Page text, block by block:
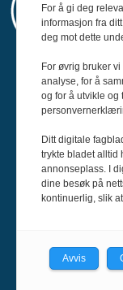
Svin er
arbeider
Varsom-
presseskikk.
For å gi deg
informasjon fra
deg mot dette
For øvrig bruker
analyse, for å
og for å utvikle og
Ditt digitale
trykte bladet alltid
annonseplass. I
dine besøk på
kontinuerlig, slik
Avvis